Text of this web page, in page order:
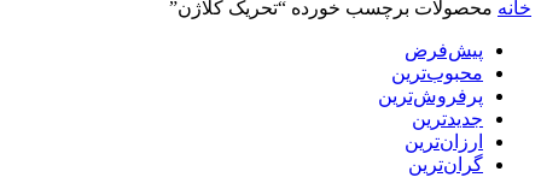
خانه محصولات برچسب خورده “تحریک کلاژن”
پیش‌فرض
محبوب‌ترین
پرفروش‌ترین
جدیدترین
ارزان‌ترین
گران‌ترین